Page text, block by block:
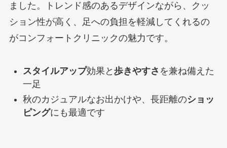
ました。トレンド感のあるデザインながら、クッ
ション性が高く、足への負担を軽減してくれるの
がコンフォートクリニックの魅力です。
スタイルアップ効果と 歩きやすさ を兼ね備えた
一足
秋のカジュアルなお出かけや、長距離のショッ
ピングにも最適です